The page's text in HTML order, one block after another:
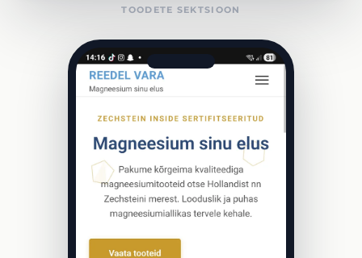
Tööd
Blogi
Meist
Kontakt
TOODETE SEKTSIOON